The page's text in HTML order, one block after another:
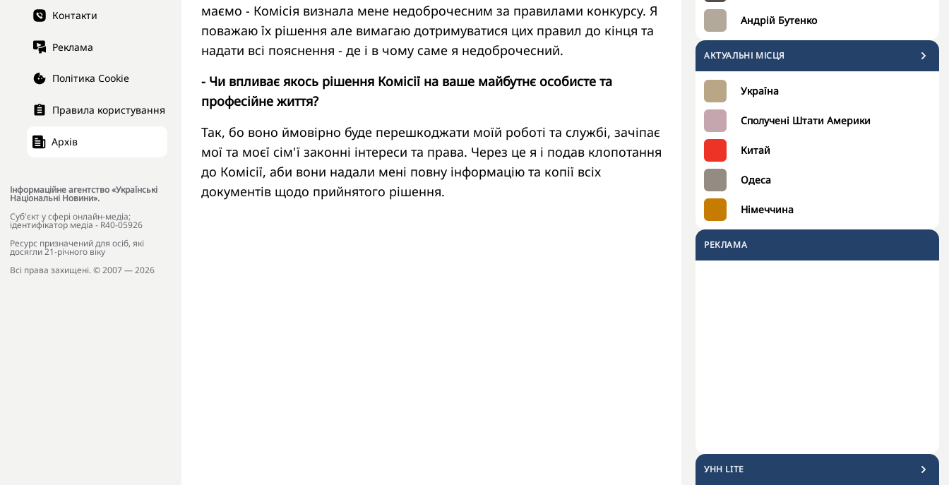
Контакти
Реклама
Політика Cookie
Правила користування
Архів
Інформаційне агентство «Українські
Національні Новини».
Cуб'єкт у сфері онлайн-медіа;
ідентифікатор медіа - R40-05926
Ресурс призначений для осіб, які
досягли 21-річного віку
Всі права захищені. © 2007 — 2026
Андрій Бутенко
АКТУАЛЬНІ МІСЦЯ
Україна
Сполучені Штати Америки
Китай
Одеса
Німеччина
РЕКЛАМА
УНН LITE
маємо - Комісія визнала мене недоброчесним за правилами конкурсу. Я
поважаю їх рішення але вимагаю дотримуватися цих правил до кінця та
надати всі пояснення - де і в чому саме я недоброчесний.
- Чи впливає якось рішення Комісії на ваше майбутнє особисте та
професійне життя?
Так, бо воно ймовірно буде перешкоджати моїй роботі та службі, зачіпає
мої та моєї сім'ї законні інтереси та права. Через це я і подав клопотання
до Комісії, аби вони надали мені повну інформацію та копії всіх
документів щодо прийнятого рішення.